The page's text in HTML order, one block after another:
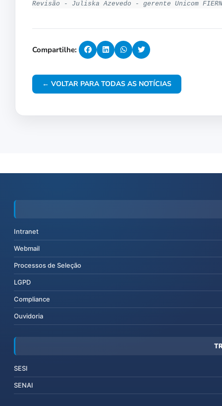
Revisão - Juliska Azevedo - gerente Unicom FIERN
Compartilhe:
← VOLTAR PARA TODAS AS NOTÍCIAS
Intranet
Webmail
Processos de Seleção
LGPD
Compliance
Ouvidoria
SESI
SENAI